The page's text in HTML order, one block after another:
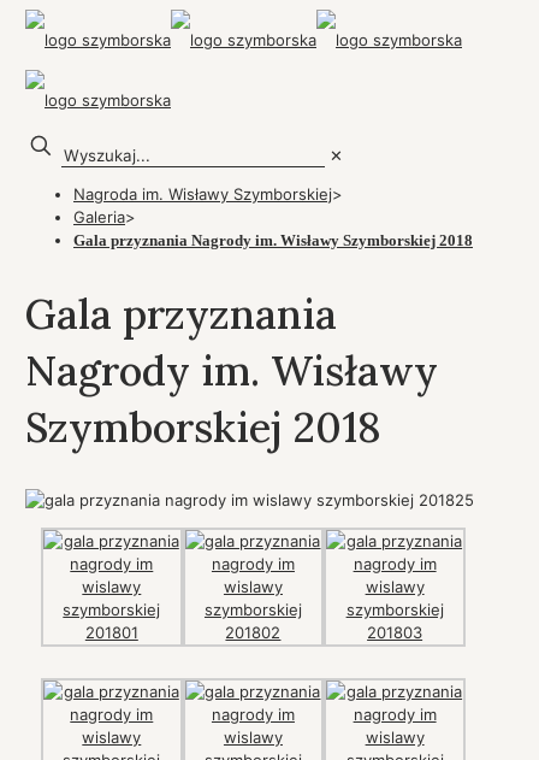
✕
Nagroda im. Wisławy Szymborskiej>
Galeria>
Gala przyznania Nagrody im. Wisławy Szymborskiej 2018
Gala przyznania
Nagrody im. Wisławy
Szymborskiej 2018